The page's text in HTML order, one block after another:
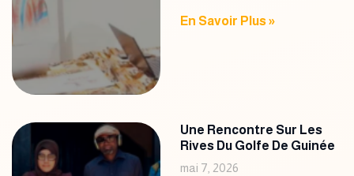
En Savoir Plus »
Une Rencontre Sur Les
Rives Du Golfe De Guinée
mai 7, 2026